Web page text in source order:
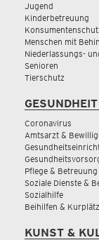
Jugend
Kinderbetreuung
Menschen mit
Niederlassungs-
Senioren
Tierschutz
Coronavirus
Amtsarzt &
Pflege & Betreuung
Soziale Dienste &
Sozialhilfe
Beihilfen &
KUNST &